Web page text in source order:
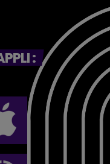
: